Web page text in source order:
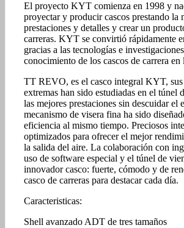
El proyecto KYT comienza en 1998 y
proyectar y producir cascos prestando la
prestaciones y detalles y crear un
carreras. KYT se convirtió rápidamente
gracias a las tecnologías e
conocimiento de los cascos de carrera en
TT REVO, es el casco integral KYT,
extremas han sido estudiadas en el túnel
las mejores prestaciones sin descuidar el
mecanismo de visera fina ha sido
eficiencia al mismo tiempo. Preciosos
optimizados para ofrecer el mejor
la salida del aire. La colaboración con
uso de software especial y el túnel de
innovador casco: fuerte, cómodo y de
casco de carreras para destacar cada día.
Caracteristicas:
Shell avanzado ADT de tres tamaños